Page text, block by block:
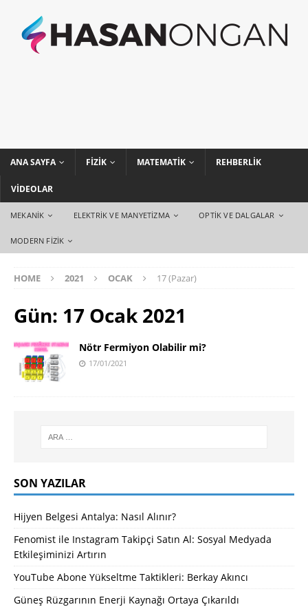
ANA SAYFA FIZIK MATEMATIK REHBERLIK
VIDEOLAR
MEKANIK ELEKTRIK VE MANYETIZMA OPTIK VE DALGALAR
MODERN FIZIK
HOME 2021 OCAK 17 (Pazar)
Gün: 17 Ocak 2021
Nötr Fermiyon Olabilir mi?
17/01/2021
SON YAZILAR
Hijyen Belgesi Antalya: Nasıl Alınır?
Fenomist ile Instagram Takipçi Satın Al: Sosyal Medyada
Etkileşiminizi Artırın
YouTube Abone Yükseltme Taktikleri: Berkay Akıncı
Güneş Rüzgarının Enerji Kaynağı Ortaya Çıkarıldı